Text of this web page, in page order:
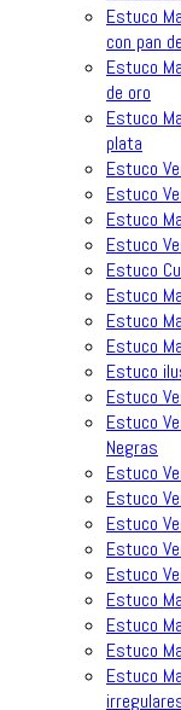
Estuco
con pan
Estuco
de oro
Estuco
plata
Estuco
Estuco
Estuco
Estuco
Estuco
Estuco
Estuco
Estuco
Estuco
Estuco
Estuco
Negras
Estuco
Estuco
Estuco
Estuco
Estuco
Estuco
Estuco
Estuco
Estuco